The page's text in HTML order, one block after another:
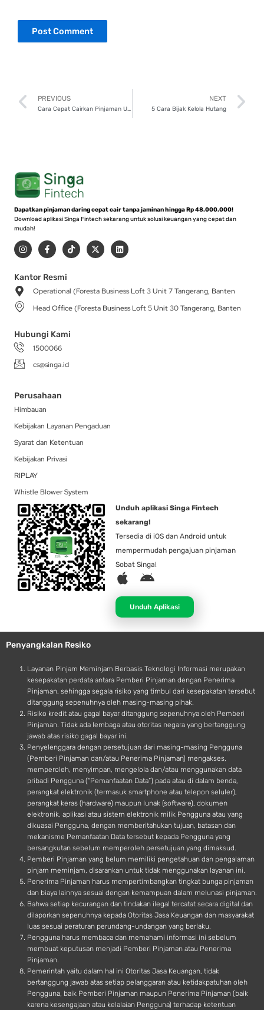
Prev
PREVIOUS
Cara Cepat Cairkan Pinjaman Uang Online Lewat Aplikasi P2P Terpercaya
NEXT
5 Cara Bijak Kelola Hutang
Dapatkan pinjaman daring cepat cair tanpa jaminan hingga Rp 48.000.000!
Download aplikasi Singa Fintech sekarang untuk solusi keuangan yang cepat dan
mudah!
I
n
s
a
g
r
a
m
F
a
c
b
o
-
T
i
k
X
-
t
t
r
L
i
n
i
Kantor Resmi
Operational (Foresta Business Loft 3 Unit 7 Tangerang, Banten
Head Office (Foresta Business Loft 5 Unit 30 Tangerang, Banten
Hubungi Kami
1500066
cs@singa.id
Perusahaan
Himbauan
Kebijakan Layanan Pengaduan
Syarat dan Ketentuan
Kebijakan Privasi
RIPLAY
Whistle Blower System
Unduh aplikasi Singa Fintech
sekarang!
Tersedia di iOS dan Android untuk
mempermudah pengajuan pinjaman
Sobat Singa!
A
p
l
e
A
d
r
o
d
Unduh Aplikasi
Penyangkalan Resiko
Layanan Pinjam Meminjam Berbasis Teknologi Informasi merupakan
kesepakatan perdata antara Pemberi Pinjaman dengan Penerima
Pinjaman, sehingga segala risiko yang timbul dari kesepakatan tersebut
ditanggung sepenuhnya oleh masing-masing pihak.
Risiko kredit atau gagal bayar ditanggung sepenuhnya oleh Pemberi
Pinjaman. Tidak ada lembaga atau otoritas negara yang bertanggung
jawab atas risiko gagal bayar ini.
Penyelenggara dengan persetujuan dari masing-masing Pengguna
(Pemberi Pinjaman dan/atau Penerima Pinjaman) mengakses,
memperoleh, menyimpan, mengelola dan/atau menggunakan data
pribadi Pengguna (“Pemanfaatan Data”) pada atau di dalam benda,
perangkat elektronik (termasuk smartphone atau telepon seluler),
perangkat keras (hardware) maupun lunak (software), dokumen
elektronik, aplikasi atau sistem elektronik milik Pengguna atau yang
dikuasai Pengguna, dengan memberitahukan tujuan, batasan dan
mekanisme Pemanfaatan Data tersebut kepada Pengguna yang
bersangkutan sebelum memperoleh persetujuan yang dimaksud.
Pemberi Pinjaman yang belum memiliki pengetahuan dan pengalaman
pinjam meminjam, disarankan untuk tidak menggunakan layanan ini.
Penerima Pinjaman harus mempertimbangkan tingkat bunga pinjaman
dan biaya lainnya sesuai dengan kemampuan dalam melunasi pinjaman.
Bahwa setiap kecurangan dan tindakan ilegal tercatat secara digital dan
dilaporkan sepenuhnya kepada Otoritas Jasa Keuangan dan masyarakat
luas sesuai peraturan perundang-undangan yang berlaku.
Pengguna harus membaca dan memahami informasi ini sebelum
membuat keputusan menjadi Pemberi Pinjaman atau Penerima
Pinjaman.
Pemerintah yaitu dalam hal ini Otoritas Jasa Keuangan, tidak
bertanggung jawab atas setiap pelanggaran atau ketidakpatuhan oleh
Pengguna, baik Pemberi Pinjaman maupun Penerima Pinjaman (baik
karena kesengajaan atau kelalaian Pengguna) terhadap ketentuan